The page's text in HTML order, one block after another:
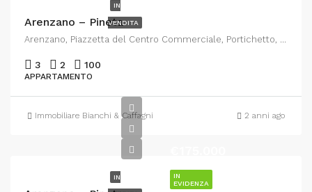
IN
VENDITA
Arenzano – Pineta
Arenzano, Piazzetta del Centro Commerciale, Portichetto, Pineta di Arenzano, Arenzano, Genova, Liguria, 16011, Italia
3 2 100
APPARTAMENTO
Immobiliare Bianchi & Caffagni 2 anni ago
IN
EVIDENZA
IN